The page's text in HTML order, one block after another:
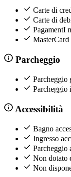
Carte di
Carte di
PagamentI
MasterCard
Parcheggio
Parcheggio
Parcheggio
Accessibilità
Bagno
Ingresso
Parcheggio
Non dotato
Non